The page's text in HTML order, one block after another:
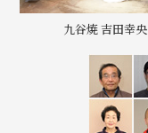
九谷焼 吉田幸央